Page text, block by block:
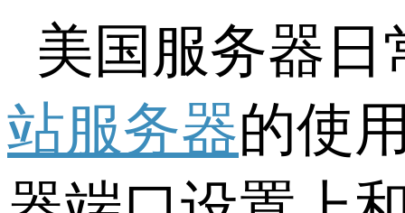
美国服务器
站服务器的使